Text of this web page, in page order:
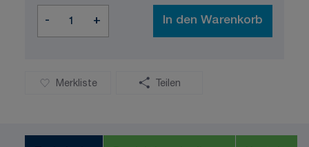
- + In den Warenkorb
Merkliste Teilen